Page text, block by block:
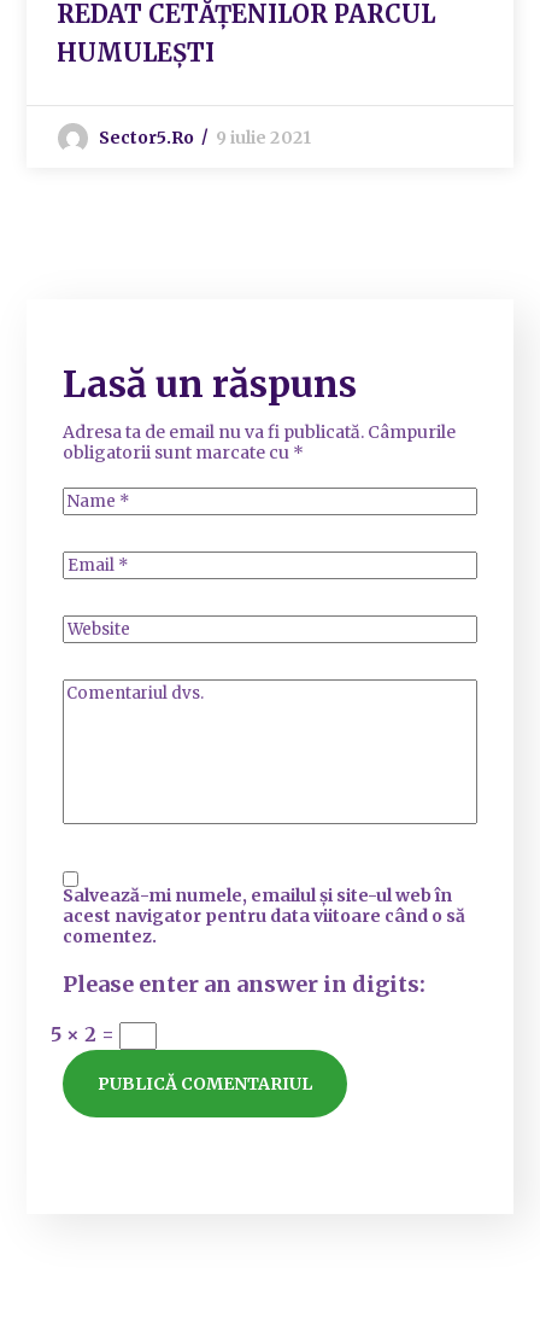
REDAT CETĂȚENILOR PARCUL
HUMULEȘTI
Sector5.ro 9 iulie 2021
Lasă un răspuns
Adresa ta de email nu va fi publicată. Câmpurile
obligatorii sunt marcate cu *
Salvează-mi numele, emailul și site-ul web în
acest navigator pentru data viitoare când o să
comentez.
Please enter an answer in digits:
5 × 2 =